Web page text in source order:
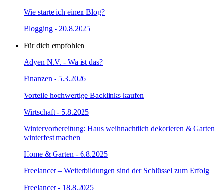
Wie starte ich einen Blog?
Blogging - 20.8.2025
Für dich empfohlen
Adyen N.V. - Wa ist das?
Finanzen - 5.3.2026
Vorteile hochwertige Backlinks kaufen
Wirtschaft - 5.8.2025
Wintervorbereitung: Haus weihnachtlich dekorieren & Garten
winterfest machen
Home & Garten - 6.8.2025
Freelancer – Weiterbildungen sind der Schlüssel zum Erfolg
Freelancer- 18.8.2025